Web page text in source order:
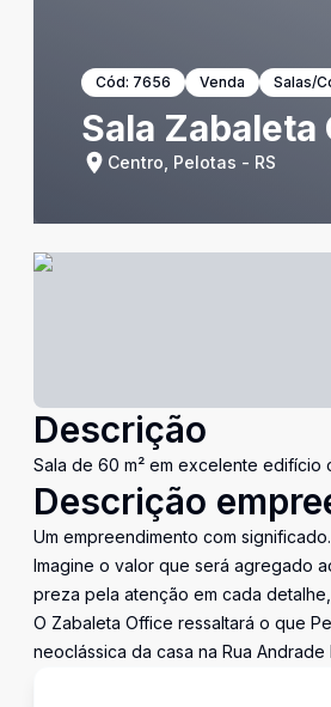
Cód: 7656 Venda Salas/
Sala Zabaleta
Centro, Pelotas - RS
Descrição
Sala de 60 m² em excelente edifício
Descrição
Um empreendimento com significado.
Imagine o valor que será agregado
preza pela atenção em cada
O Zabaleta Office ressaltará o que
neoclássica da casa na Rua